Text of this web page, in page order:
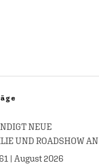
NEUE
UND ROADSHOW AN
| August 2026